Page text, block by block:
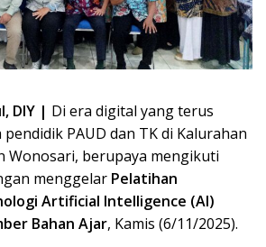
DIY | Di era digital yang terus
PAUD dan TK di Kalurahan
Wonosari, berupaya mengikuti
menggelar Pelatihan
Artificial Intelligence (AI)
Bahan Ajar, Kamis (6/11/2025).